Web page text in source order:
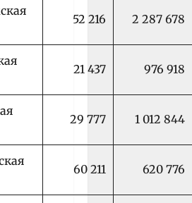
52 216 2 287 678
21 437 976 918
29 777 1 012 844
60 211 620 776